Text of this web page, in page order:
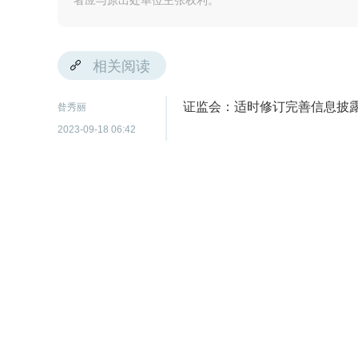
相关阅读
昝秀丽
2023-09-18 06:42
证监会：适时修订完善信息披